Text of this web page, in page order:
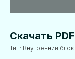
Скачать PDF
Тип: Внутренний блок